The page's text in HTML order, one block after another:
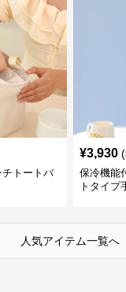
チトートバ
¥3,930
保冷機能
トタイプ
人気アイテム一覧へ